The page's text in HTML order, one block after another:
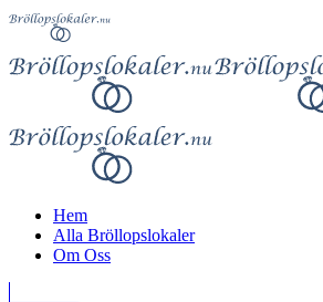
Hem
Alla Bröllopslokaler
Om Oss